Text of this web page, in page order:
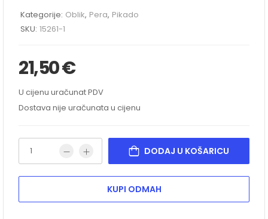
Kategorije: Oblik, Pera, Pikado
SKU: 15261-1
21,50€
U cijenu uračunat PDV
Dostava nije uračunata u cijenu
DODAJ U KOŠARICU
KUPI ODMAH